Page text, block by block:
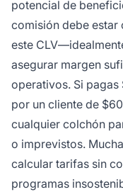
potencial de
comisión debe
este
asegurar margen
operativos. Si
por un cliente de
cualquier colchón
o imprevistos.
calcular tarifas sin
programas